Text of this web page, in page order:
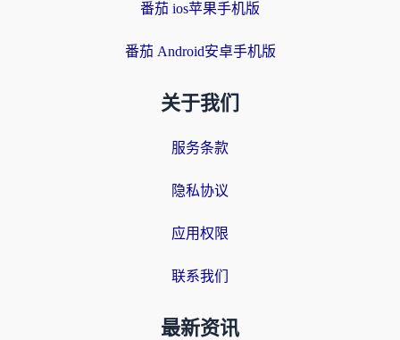
番茄 ios苹果手机版
番茄 Android安卓手机版
关于我们
服务条款
隐私协议
应用权限
联系我们
最新资讯